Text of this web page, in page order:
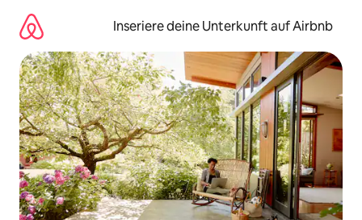
Inhalten
springen
Inseriere deine Unterkunft auf Airbnb